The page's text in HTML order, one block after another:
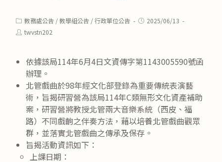
Post
category:
教務處公告 /教學組公告 /行政單位公告
Post2025/06/13
Posttwvstn202
依據該局114年6月4日文資傳字第1143005590號函
辦理。
北管戲曲於98年經文化部登錄為重要傳統表演藝
術，旨揭研習營為該局114年C類無形文化資產補助
案，研習營將教授北管兩大音樂系統（西皮、福
路）不同戲齣之伴奏方法，藉以培養北管戲曲觀眾
群，並落實北管戲曲之傳承及保存。
旨揭活動資訊如下：
上課日期：